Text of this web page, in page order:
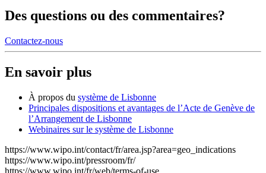
Des questions ou des commentaires?
Contactez-nous
En savoir plus
À propos du​​​​​​​ système de Lisbonne
Principales dispositions et avantages de l’Acte de Genève de
l’Arrangement de Lisbonne
Webinaires sur le système de Lisbonne
https://www.wipo.int/contact/fr/area.jsp?area=geo_indications
https://www.wipo.int/pressroom/fr/
https://www.wipo.int/fr/web/terms-of-use